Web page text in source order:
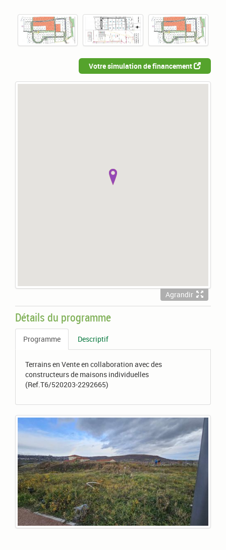
Votre simulation de financement
Agrandir
Détails du programme
Programme Descriptif
Terrains en Vente en collaboration avec des
constructeurs de maisons individuelles
(Ref.T6/520203-2292665)